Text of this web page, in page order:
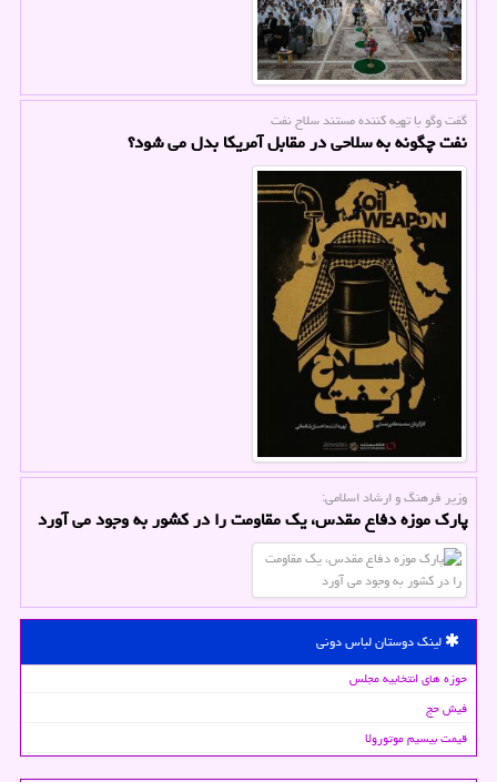
گفت وگو با تهیه كننده مستند سلاح نفت
نفت چگونه به سلاحی در مقابل آمریکا بدل می شود؟
وزیر فرهنگ و ارشاد اسلامی:
پارک موزه دفاع مقدس، یک مقاومت را در کشور به وجود می آورد
لینک دوستان لباس دونی
حوزه های انتخابیه مجلس
فیش حج
قیمت بیسیم موتورولا